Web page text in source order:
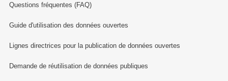
Questions fréquentes (FAQ)
Guide d'utilisation des données ouvertes
Lignes directrices pour la publication de données ouvertes
Demande de réutilisation de données publiques